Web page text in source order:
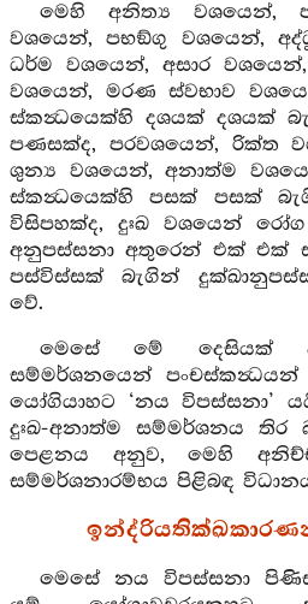
මෙහි අනිත්‍ය වශයෙන්,
වශයෙන්, පභඞ්ගු වශයෙන්,
ධර්ම වශයෙන්, අසාර
වශයෙන්, මරණ ස්වභාව
ස්කන්‍ධයෙක්හි දශයක් දශයක්
පණසක්ද, පරවශයෙන්, රික්ත
ශුන්‍ය වශයෙන්, අනාත්ම
ස්කන්‍ධයෙක්හි පසක් පසක්
විසිපහක්ද, දුඃඛ වශයෙන්
අනුපස්සනා අතුරෙන් එක් එක්
පස්විස්සක් බැගින්
වේ.
මෙසේ මේ දෙසියක්
සම්මර්ශනයෙන්
යෝගියාහට ‘නය විපස්සනා’
දුඃඛ-අනාත්ම සම්මර්ශනය තිර
පෙළනය අනුව, මෙහි
සම්මර්ශනාරම්භය පිළිබඳ
මෙසේ නය විපස්සනා